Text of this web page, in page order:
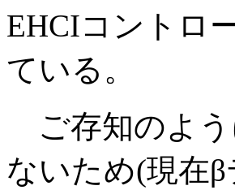
EHCIコントロ
ている。
ご存知のよう
ないため(現在